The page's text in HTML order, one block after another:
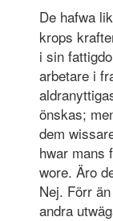
De hafwa
krops
i sin
arbetare i
önskas;
dem
hwar mans
wore. Äro
Nej. Förr
andra